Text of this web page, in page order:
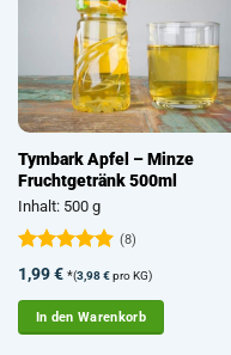
Tymbark Apfel – Minze
Fruchtgetränk 500ml
Inhalt: 500 g
Bewertet
mit 4.88
von 5
(8)
1,99€ *(3,98€pro KG)
In den Warenkorb